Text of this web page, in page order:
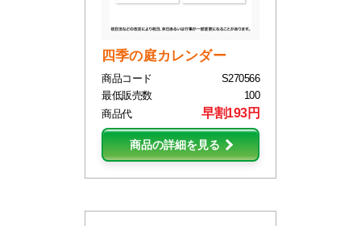
四季の庭カレンダー
商品コード
S270566
最低販売数
100
商品代
早割193円
商品の詳細を見る